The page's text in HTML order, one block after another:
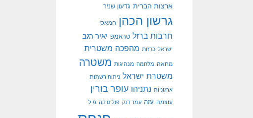
ארצות הברית גדעון שניר
גרשון הכהן חמאס
חרבות ברזל טראמפ יאיר רגב
ישראל כרזות מהפכה משטרית
מחאה מלחמה מנהיגות משטרה
משטרת ישראל ניתוח רשתות
ארגוניות נתניהו עופר בורין
עוצמה עזה עמר דנק פוליטיקה פיל